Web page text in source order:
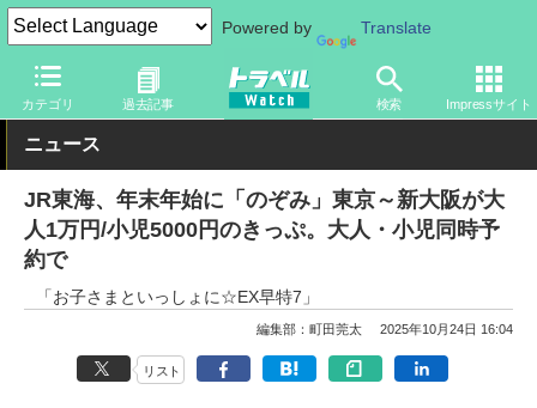
Powered by Translate
カテゴリ 過去記事 検索 Impressサイト
トラベル Watch 企業・政府・官庁 鉄道 JR
ニュース
JR東海、年末年始に「のぞみ」東京～新大阪が大
人1万円/小児5000円のきっぷ。大人・小児同時予
約で
「お子さまといっしょに☆EX早特7」
編集部：町田莞太 2025年10月24日 16:04
リスト